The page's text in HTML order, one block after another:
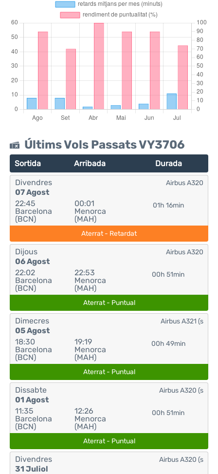
Últims Vols Passats VY3706
Sortida Arribada Durada
Divendres
07 Agost
22:45
Barcelona
(BCN)
00:01
Menorca
(MAH)
01h 16min
Airbus A320
Aterrat - Retardat
Dijous
06 Agost
22:02
Barcelona
(BCN)
22:53
Menorca
(MAH)
00h 51min
Airbus A320
Aterrat - Puntual
Dimecres
05 Agost
18:30
Barcelona
(BCN)
19:19
Menorca
(MAH)
00h 49min
Airbus A321 (s
Aterrat - Puntual
Dissabte
01 Agost
11:35
Barcelona
(BCN)
12:26
Menorca
(MAH)
00h 51min
Airbus A320 (s
Aterrat - Puntual
Divendres
31 Juliol
Airbus A320 (s